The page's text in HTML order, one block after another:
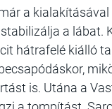
a
a lábat.
hátrafelé kiálló
is. Utána a